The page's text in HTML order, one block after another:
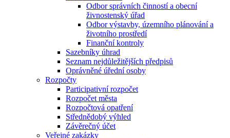
Odbor správních činností a obecní
živnostenský úřad
Odbor výstavby, územního plánování a
životního prostředí
Finanční kontroly
Sazebníky úhrad
Seznam nejdůležitějších předpisů
Oprávněné úřední osoby
Rozpočty
Participativní rozpočet
Rozpočet města
Rozpočtová opatření
Střednědobý výhled
Závěrečný účet
Veřejné zakázky